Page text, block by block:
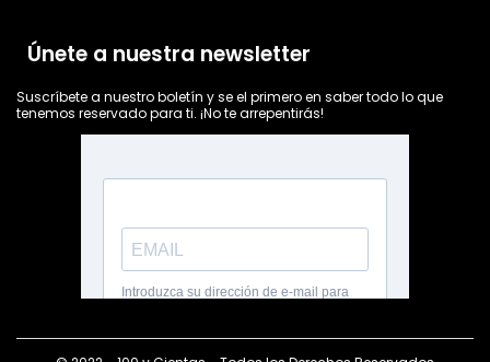
Únete a nuestra newsletter
Suscríbete a nuestro boletín y se el primero en saber todo lo que
tenemos reservado para ti. ¡No te arrepentirás!